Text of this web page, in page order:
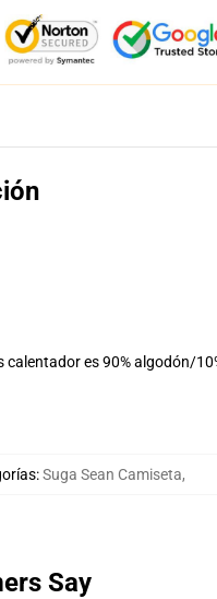
es 90% algodón/
:Suga Sean Camiseta,
Say